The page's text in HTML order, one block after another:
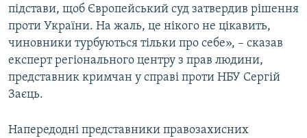
підстави, щоб Європейський суд затвердив рішення
проти України. На жаль, це нікого не цікавить,
чиновники турбуються тільки про себе», – сказав
експерт регіонального центру з прав людини,
представник кримчан у справі проти НБУ Сергій
Заєць.
Напередодні представники правозахисних